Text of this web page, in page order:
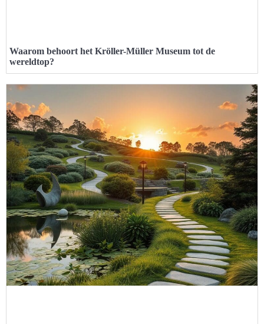
Waarom behoort het Kröller-Müller Museum tot de
wereldtop?